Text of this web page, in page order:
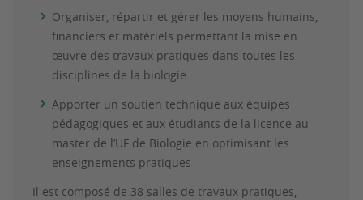
Organiser, répartir et gérer les moyens humains,
financiers et matériels permettant la mise en
œuvre des travaux pratiques dans toutes les
disciplines de la biologie
Apporter un soutien technique aux équipes
pédagogiques et aux étudiants de la licence au
master de l’UF de Biologie en optimisant les
enseignements pratiques
Il est composé de 38 salles de travaux pratiques,